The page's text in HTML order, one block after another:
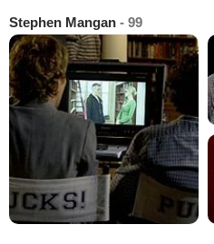
Stephen Mangan - 99